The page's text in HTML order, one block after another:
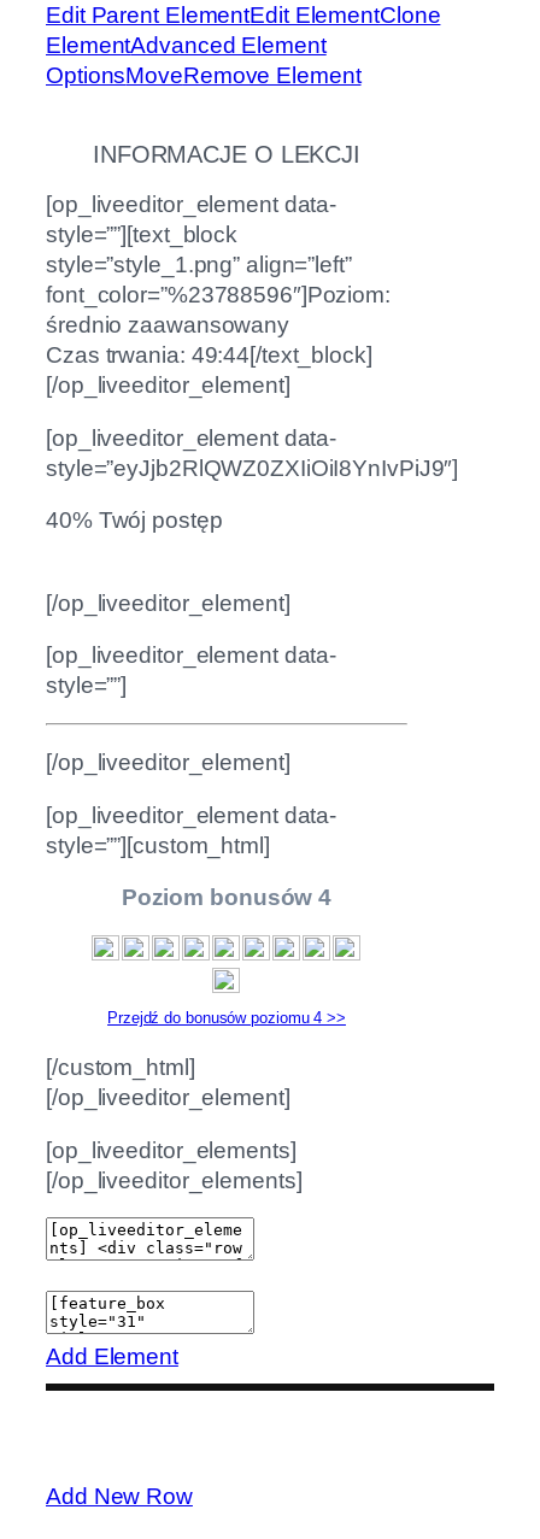
Edit Parent ElementEdit ElementClone
ElementAdvanced Element
OptionsMoveRemove Element
INFORMACJE O LEKCJI
[op_liveeditor_element data-
style=””][text_block
style=”style_1.png” align=”left”
font_color=”%23788596″]Poziom:
średnio zaawansowany
Czas trwania: 49:44[/text_block]
[/op_liveeditor_element]
[op_liveeditor_element data-
style=”eyJjb2RlQWZ0ZXIiOiI8YnIvPiJ9″]
40% Twój postęp
[/op_liveeditor_element]
[op_liveeditor_element data-
style=””]
[/op_liveeditor_element]
[op_liveeditor_element data-
style=””][custom_html]
Poziom bonusów 4
Przejdź do bonusów poziomu 4 >>
[/custom_html]
[/op_liveeditor_element]
[op_liveeditor_elements]
[/op_liveeditor_elements]
Add Element
Add New Row